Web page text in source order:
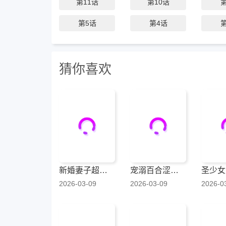
第11话 第10话
第5话 第4话
猜你喜欢
新婚妻子超可爱
2026-03-09
宠溺百合涩涩短篇集
2026-03-09 2026-